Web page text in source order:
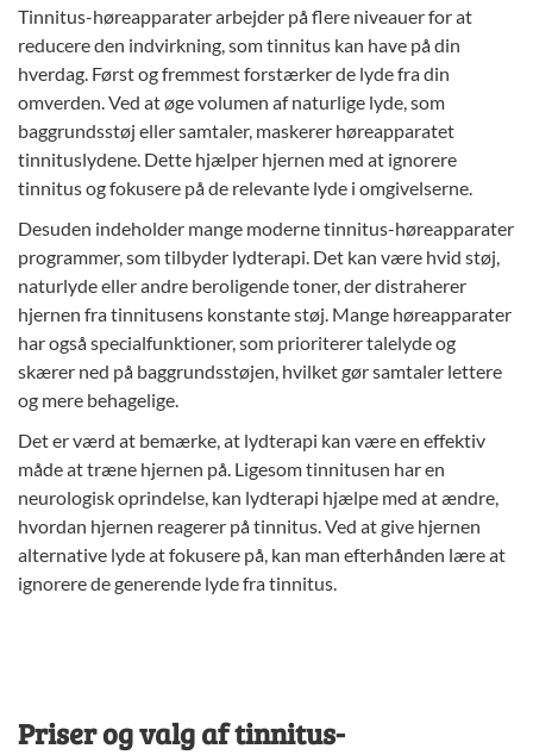
Tinnitus-høreapparater arbejder på flere niveauer for at
reducere den indvirkning, som tinnitus kan have på din
hverdag. Først og fremmest forstærker de lyde fra din
omverden. Ved at øge volumen af naturlige lyde, som
baggrundsstøj eller samtaler, maskerer høreapparatet
tinnituslydene. Dette hjælper hjernen med at ignorere
tinnitus og fokusere på de relevante lyde i omgivelserne.
Desuden indeholder mange moderne tinnitus-høreapparater
programmer, som tilbyder lydterapi. Det kan være hvid støj,
naturlyde eller andre beroligende toner, der distraherer
hjernen fra tinnitusens konstante støj. Mange høreapparater
har også specialfunktioner, som prioriterer talelyde og
skærer ned på baggrundsstøjen, hvilket gør samtaler lettere
og mere behagelige.
Det er værd at bemærke, at lydterapi kan være en effektiv
måde at træne hjernen på. Ligesom tinnitusen har en
neurologisk oprindelse, kan lydterapi hjælpe med at ændre,
hvordan hjernen reagerer på tinnitus. Ved at give hjernen
alternative lyde at fokusere på, kan man efterhånden lære at
ignorere de generende lyde fra tinnitus.
Priser og valg af tinnitus-